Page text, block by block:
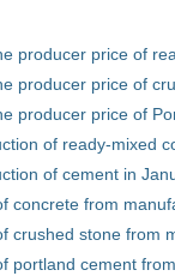
producer price of
producer price of
producer price of
of ready-mixed
of cement in
concrete from
crushed stone from
portland cement